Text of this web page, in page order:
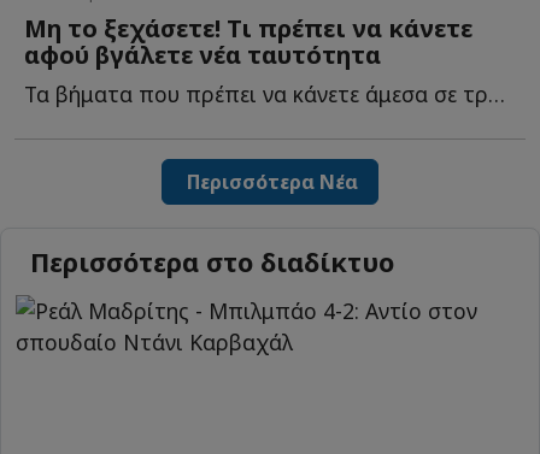
Μη το ξεχάσετε! Τι πρέπει να κάνετε
αφού βγάλετε νέα ταυτότητα
Τα βήματα που πρέπει να κάνετε άμεσα σε τράπεζες αφού β...
Περισσότερα Νέα
Περισσότερα στο διαδίκτυο